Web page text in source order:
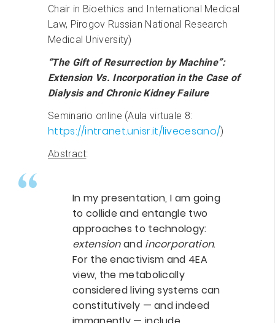
Chair in Bioethics and International Medical
Law, Pirogov Russian National Research
Medical University)
“The Gift of Resurrection by Machine”:
Extension Vs. Incorporation in the Case of
Dialysis and Chronic Kidney Failure
Seminario online (Aula virtuale 8:
https://intranet.unisr.it/livecesano/)
Abstract:
In my presentation, I am going
to collide and entangle two
approaches to technology:
extensionand incorporation.
For the enactivism and 4EA
view, the metabolically
considered living systems can
constitutively — and indeed